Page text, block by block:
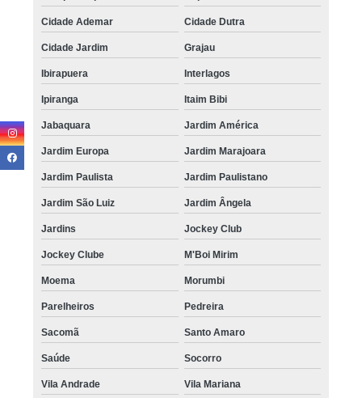
Cidade Ademar Cidade Dutra
Cidade Jardim Grajau
Ibirapuera Interlagos
Ipiranga Itaim Bibi
Jabaquara Jardim América
Jardim Europa Jardim Marajoara
Jardim Paulista Jardim Paulistano
Jardim São Luiz Jardim Ângela
Jardins Jockey Club
Jockey Clube M'Boi Mirim
Moema Morumbi
Parelheiros Pedreira
Sacomã Santo Amaro
Saúde Socorro
Vila Andrade Vila Mariana